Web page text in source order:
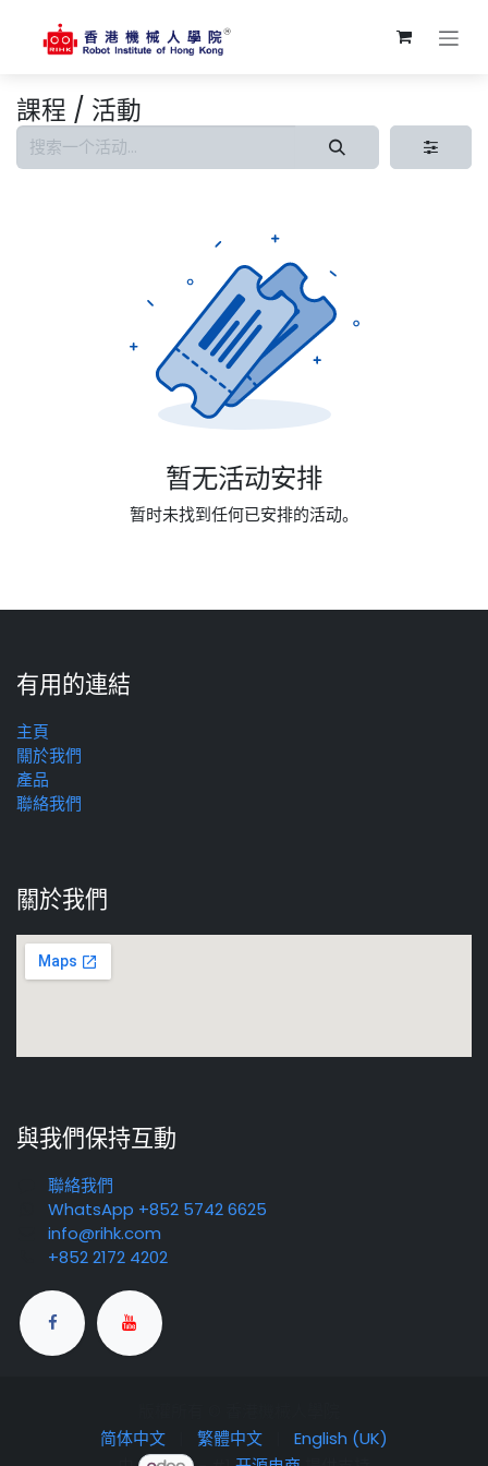
課程 / 活動
暂无活动安排
暂时未找到任何已安排的活动。
有用的連結
主頁
關於我們
產品
聯絡我們
關於我們
與我們保持互動
聯絡我們
WhatsApp +852 5742 6625
info@rihk.com
+852 2172 4202
简体中文
繁體中文
English (UK)